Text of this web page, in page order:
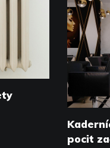
pocit